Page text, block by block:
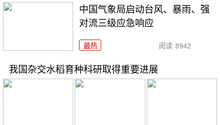
中国气象局启动台风、暴雨、强
对流三级应急响应
最热 阅读 8942
我国杂交水稻育种科研取得重要进展